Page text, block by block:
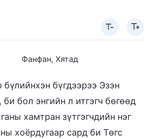
Фанфан, Хятад
бүлийнхэн бүгдээрээ Эзэн
би бол энгийн л итгэгч бөгөөд
хамтран зүтгэгчдийн нэг
хоёрдугаар сард би Төгс